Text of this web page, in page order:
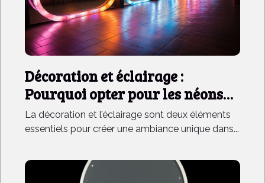
Décoration et éclairage :
Pourquoi opter pour les néons
LED personnalisés ?
La décoration et l’éclairage sont deux éléments
essentiels pour créer une ambiance unique dans...